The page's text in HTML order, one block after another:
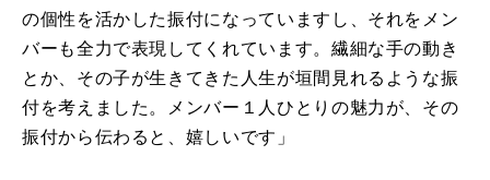
の個性を活かした振付になっていますし、それをメン
バーも全力で表現してくれています。繊細な手の動き
とか、その子が生きてきた人生が垣間見れるような振
付を考えました。メンバー１人ひとりの魅力が、その
振付から伝わると、嬉しいです」